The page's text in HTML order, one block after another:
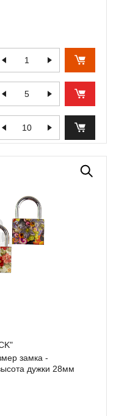
замка -
дужки 28мм